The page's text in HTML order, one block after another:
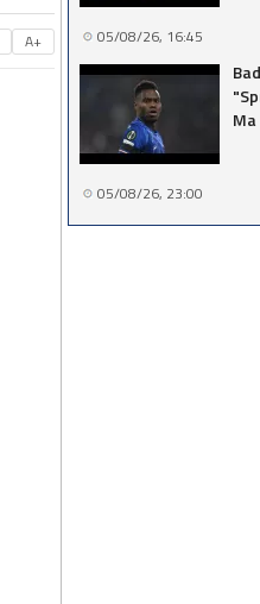
A+ 05/08/26, 16:45
05/08/26, 23:00